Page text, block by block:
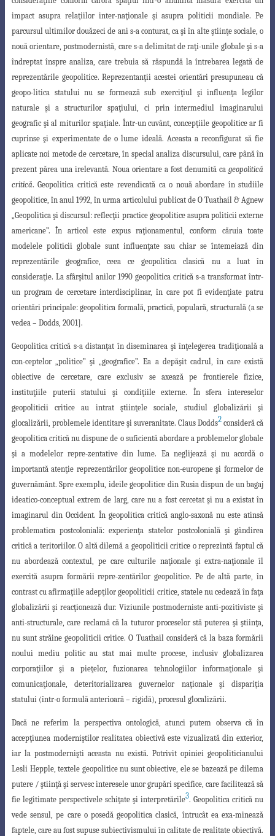
impact asupra relaţiilor inter-naţionale şi asupra politicii mondiale. Pe
parcursul ultimilor douăzeci de ani s-a conturat, ca şi în alte ştiinţe sociale, o
nouă orientare, postmodernistă, care s-a delimitat de raţi-unile globale şi s-a
îndreptat înspre analiza, care trebuia să răspundă la întrebarea legată de
reprezentările geopolitice. Reprezentanţii acestei orientări presupuneau că
geopo-litica statului nu se formează sub exerciţiul şi influenţa legilor
naturale şi a structurilor spaţiului, ci prin intermediul imaginarului
geografic şi al miturilor spaţiale. Într-un cuvânt, concepţiile geopolitice ar fi
cuprinse şi experimentate de o lume ideală. Aceastaa reconfigurat să fie
aplicate noi metode de cercetare, în special analiza discursului, care până în
prezent părea una irelevantă. Noua orientare a fost denumită cageopolitică
critică. Geopolitica critică este revendicată ca o nouă abordare în studiile
geopolitice, înanul 1992, în urma articolului publicat de O Tuathail & Agnew
„Geopolitica şi discursul: reflecţii practice geopolitice asupra politicii externe
americane”. În articol este expus raţionamentul, conform căruia toate
modelele politicii globale sunt influenţate sau chiar se întemeiază din
reprezentările geografice, ceea ce geopoliticaclasică
nu a luat în
consideraţie. La sfârşitul anilor 1990 geopolitica critică s-a transformat într-
un program de cercetare interdisciplinar, în care pot fi evidenţiatepatru
orientări principale: geopolitica formală, practică, populară, structurală (a se
vedea – Dodds, 2001].
Geopolitica critică s-a distanţat în diseminarea şi înţelegerea tradiţională a
con-ceptelor „politice” şi „geografice”. Ea a depăşit cadrul, în care există
obiective de cercetare,care exclusiv se axează pe frontierele fizice,
instituţiile puterii statului şi condiţiile externe. În sfera intereselor
geopoliticii critice au intrat ştiinţele sociale, studiul globalizării şi
glocalizării, problemele identitare şi suveranitate. Claus Dodds2 consideră că
geopolitica critică nu dispune de o suficientă abordare a problemelor globale
şi a modelelor repre-zentative din lume. Ea neglijează şi nu acordă o
importantă atenţie reprezentărilor geopolitice non-europene şi formelor de
guvernământ. Spre exemplu, ideile geopolitice din Rusia dispun de un bagaj
ideatico-conceptual extrem de larg, care nu a fost cercetatşi nu a existat în
imaginarul din Occident. În geopolitica critică anglo-saxonă nu este atinsă
problematica postcolonială: experienţa statelor postcolonială şi gândirea
critică a teritoriilor. O altă dilemă a geopoliticii critice o reprezintă faptul că
nu abordeazăcontextul, pe care culturile naţionale şi extra-naţionale îl
exercită asupra formării repre-zentărilor geopolitice. Pe de altă parte, în
contrast cu afirmaţiile adepţilor geopoliticii critice, statele nu cedează în faţa
globalizării şi reacţionează dur. Viziunile postmoderniste anti-pozitiviste şi
anti-structurale, care reclamă că la tuturor proceselor stă puterea şi ştiinţa,
nu sunt străine geopoliticii critice. O Tuathail consideră că la baza formării
noului mediu politic au stat mai multe procese, inclusiv globalizarea
corporaţiilor şi a pieţelor, fuzionarea tehnologiilor informaţionale şi
comunicaţionale, deteritorializarea guvernelor naţionale şi dispariţia
statului (într-o formulă anterioară – rigidă), procesul glocalizării.
Dacă ne referim la perspectiva ontologică, atunci putem observa că în
accepţiunea moderniştilor realitatea obiectivă este vizualizată din exterior,
iar la postmodernişti aceasta nu există. Potrivit opiniei geopoliticianului
Lesli Hepple, textele geopolitice nu sunt obiective, ele se bazează pe dilema
putere / ştiinţă şi servesc interesele unor grupări specifice, care facilitează să
fie legitimate perspectivele schiţate şi interpretările3. Geopolitica critică nu
vede sensul, pe care o posedă geopolitica clasică, întrucât ea exa-minează
faptele, care au fost supuse subiectivismului în calitate de realitate obiectivă.